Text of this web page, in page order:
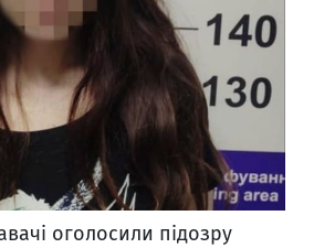
оголосили підозру